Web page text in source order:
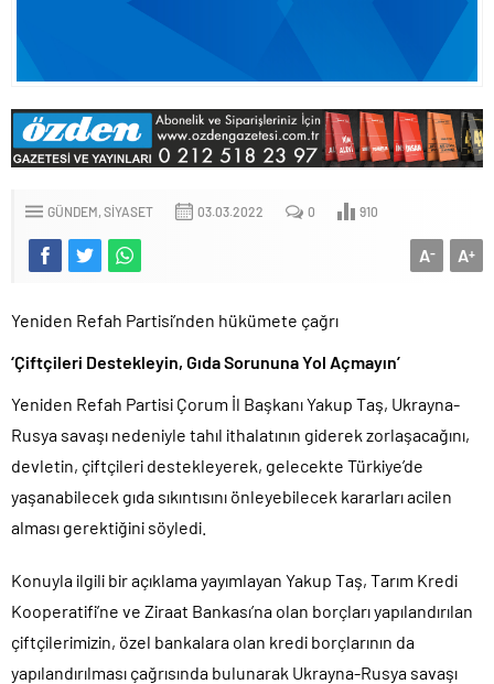
GÜNDEM SIYASET 03.03.2022 0 910
A+
A-
Yeniden Refah Partisi’nden hükümete çağrı
‘Çiftçileri Destekleyin, Gıda Sorununa Yol Açmayın’
Yeniden Refah Partisi Çorum İl Başkanı Yakup Taş, Ukrayna-
Rusya savaşı nedeniyle tahıl ithalatının giderek zorlaşacağını,
devletin, çiftçileri destekleyerek, gelecekte Türkiye’de
yaşanabilecek gıda sıkıntısını önleyebilecek kararları acilen
alması gerektiğini söyledi.
Konuyla ilgili bir açıklama yayımlayan Yakup Taş, Tarım Kredi
Kooperatifi’ne ve Ziraat Bankası’na olan borçları yapılandırılan
çiftçilerimizin, özel bankalara olan kredi borçlarının da
yapılandırılması çağrısında bulunarak Ukrayna-Rusya savaşı